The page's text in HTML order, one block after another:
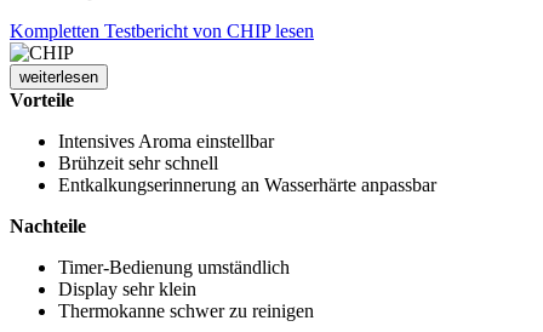
Kompletten Testbericht von CHIP lesen
weiterlesen
Vorteile
Intensives Aroma einstellbar
Brühzeit sehr schnell
Entkalkungserinnerung an Wasserhärte anpassbar
Nachteile
Timer-Bedienung umständlich
Display sehr klein
Thermokanne schwer zu reinigen